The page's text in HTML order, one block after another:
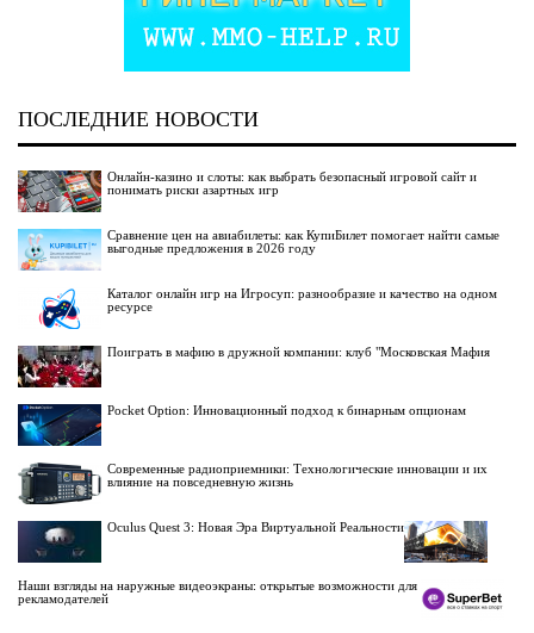
ПОСЛЕДНИЕ НОВОСТИ
Онлайн-казино и слоты: как выбрать безопасный игровой сайт и
понимать риски азартных игр
Сравнение цен на авиабилеты: как КупиБилет помогает найти самые
выгодные предложения в 2026 году
Каталог онлайн игр на Игросуп: разнообразие и качество на одном
ресурсе
Поиграть в мафию в дружной компании: клуб "Московская Мафия
Pocket Option: Инновационный подход к бинарным опционам
Современные радиоприемники: Технологические инновации и их
влияние на повседневную жизнь
Oculus Quest 3: Новая Эра Виртуальной Реальности
Наши взгляды на наружные видеоэкраны: открытые возможности для
рекламодателей